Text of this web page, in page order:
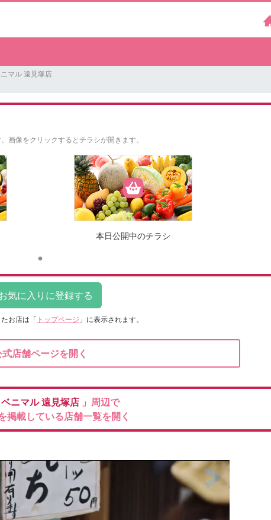
マル 遠見塚店
画像をクリックするとチラシが開きます。
本日公開中のチラシ
お店は 「 トップページ 」に表示されます。
式店舗ページを開く
ニマル遠見塚店 」周辺で
掲載している店舗一覧を開く